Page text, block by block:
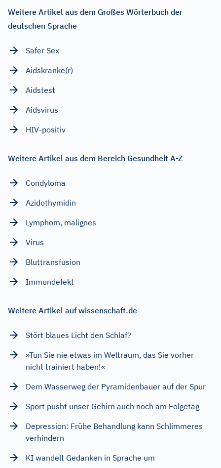
Weitere Artikel aus dem Großes Wörterbuch der
deutschen Sprache
Safer Sex
Aidskranke(r)
Aidstest
Aidsvirus
HIV-positiv
Weitere Artikel aus dem Bereich Gesundheit A-Z
Condyloma
Azidothymidin
Lymphom, malignes
Virus
Bluttransfusion
Immundefekt
Weitere Artikel auf wissenschaft.de
Stört blaues Licht den Schlaf?
»Tun Sie nie etwas im Weltraum, das Sie vorher
nicht trainiert haben!«
Dem Wasserweg der Pyramidenbauer auf der Spur
Sport pusht unser Gehirn auch noch am Folgetag
Depression: Frühe Behandlung kann Schlimmeres
verhindern
KI wandelt Gedanken in Sprache um